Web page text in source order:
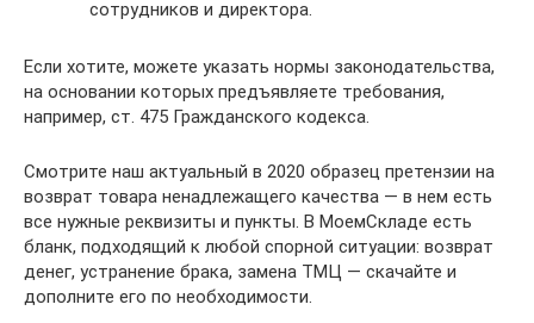
сотрудников и директора.
Если хотите, можете указать нормы законодательства,
на основании которых предъявляете требования,
например, ст. 475 Гражданского кодекса.
Смотрите наш актуальный в 2020 образец претензии на
возврат товара ненадлежащего качества — в нем есть
все нужные реквизиты и пункты. В МоемСкладе есть
бланк, подходящий к любой спорной ситуации: возврат
денег, устранение брака, замена ТМЦ — скачайте и
дополните его по необходимости.